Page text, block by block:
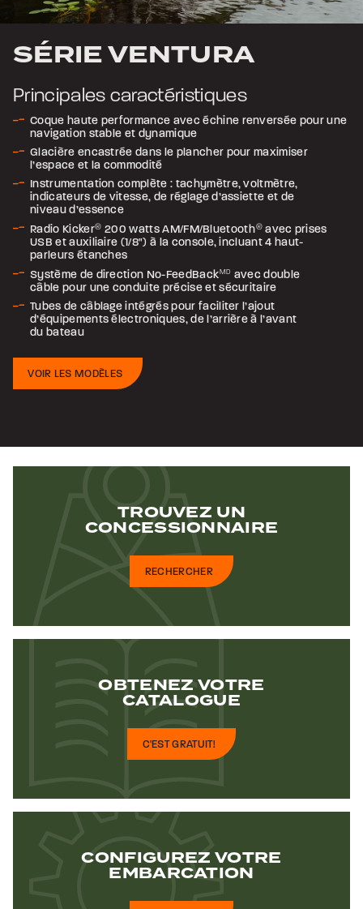
SÉRIE VENTURA
Principales caractéristiques
Coque haute performance avec échine renversée pour une
navigation stable et dynamique
Glacière encastrée dans le plancher pour maximiser
l’espace et la commodité
Instrumentation complète : tachymètre, voltmètre,
indicateurs de vitesse, de réglage d’assiette et de
niveau d’essence
Radio Kicker® 200 watts AM/FM/Bluetooth®avec prises
USB et auxiliaire (1/8") à la console, incluant 4 haut-
parleurs étanches
Système de direction No-FeedBackMD avec double
câble pour une conduite précise et sécuritaire
Tubes de câblage intégrés pour faciliter l’ajout
d’équipements électroniques, de l’arrière à l’avant
du bateau
VOIR LES MODÈLES
TROUVEZ UN
CONCESSIONNAIRE
RECHERCHER
OBTENEZ VOTRE
CATALOGUE
C'EST GRATUIT!
CONFIGUREZ VOTRE
EMBARCATION